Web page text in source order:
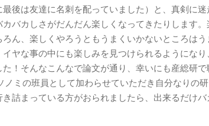
後は友達に名刺を配っていました）と、真剣に
バカしさがだんだん楽しくなってきたりします
ん、楽しくやろうともうまくいかないところは
ヤな事の中にも楽しみを見つけられるようにな
！そんなこんなで論文が通り、幸いにも産総研
ノミの班員として加わらせていただき自分なりの
詰まっている方がおられましたら、出来るだけ